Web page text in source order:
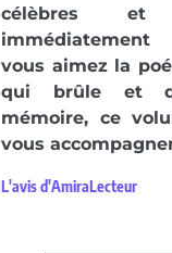
célèbres
vous aimez la
qui brûle et
mémoire, ce
vous
L'avis d'AmiraLecteur